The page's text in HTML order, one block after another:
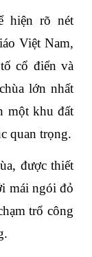
hiện rõ nét
Việt Nam,
cổ điển và
lớn nhất
một khu đất
quan trọng.
được thiết
mái ngói đỏ
trổ công